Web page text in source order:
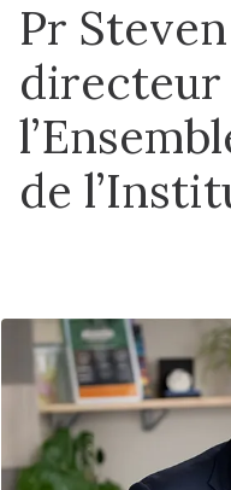
Pr
directeur
de